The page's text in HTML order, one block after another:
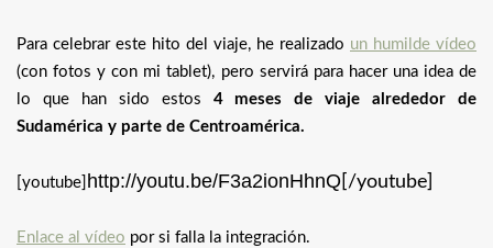
Para celebrar este hito del viaje, he realizado un humilde vídeo
(con fotos y con mi tablet), pero servirá para hacer una idea de
lo que han sido estos 4 meses de viaje alrededor de
Sudamérica y parte de Centroamérica.
[youtube] http://youtu.be/F3a2ionHhnQ [/youtube]
Enlace al vídeo por si falla la integración.